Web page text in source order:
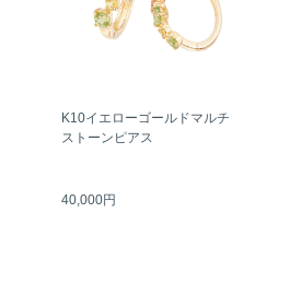
K10イエローゴールドマルチ
ストーンピアス
40,000円